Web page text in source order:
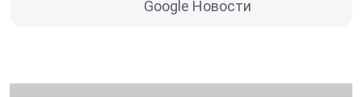
Google Новости